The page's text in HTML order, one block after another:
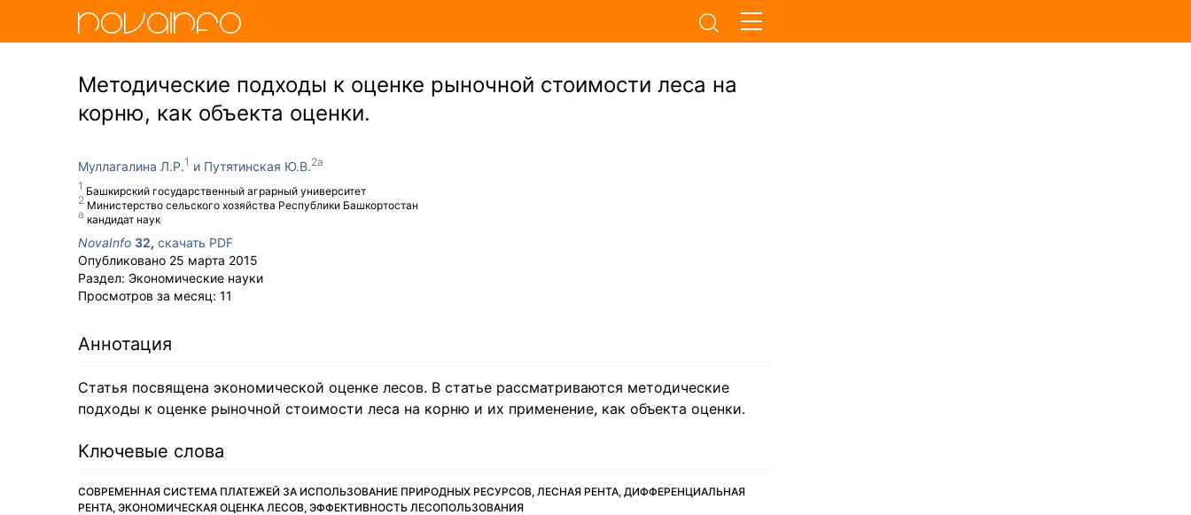
Методические подходы к оценке рыночной стоимости леса на
корню, как объекта оценки.
Муллагалина Л.Р.
Башкирский государственный аграрный университет
Путятинская Ю.В.
Министерство сельского хозяйства Республики Башкортостан
кандидат наук
NovaInfo 32, скачать PDF
Опубликовано 25 марта 2015
Раздел: Экономические науки
Просмотров за месяц: 11
Аннотация
Статья посвящена экономической оценке лесов. В статье рассматриваются методические
подходы к оценке рыночной стоимости леса на корню и их применение, как объекта оценки.
Ключевые слова
СОВРЕМЕННАЯ СИСТЕМА ПЛАТЕЖЕЙ ЗА ИСПОЛЬЗОВАНИЕ ПРИРОДНЫХ РЕСУРСОВ, ЛЕСНАЯ РЕНТА, ДИФФЕРЕНЦИАЛЬНАЯ
РЕНТА, ЭКОНОМИЧЕСКАЯ ОЦЕНКА ЛЕСОВ, ЭФФЕКТИВНОСТЬ ЛЕСОПОЛЬЗОВАНИЯ